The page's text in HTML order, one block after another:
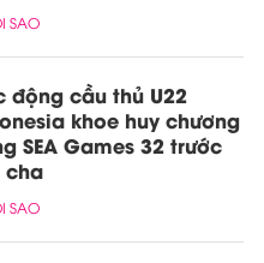
SAO
động cầu thủ U22
khoe huy chương
SEA Games 32 trước
cha
SAO